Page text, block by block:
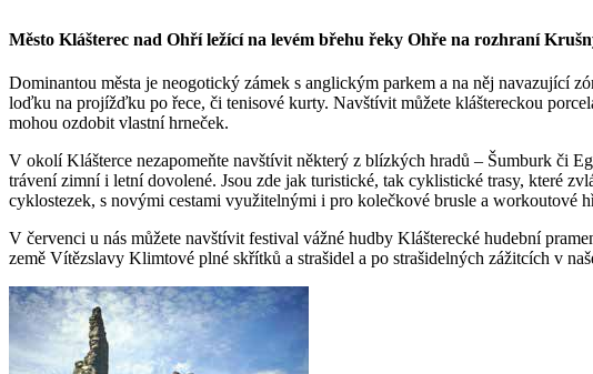
Město Klášterec nad Ohří ležící na levém břehu řeky Ohře na rozhraní
Dominantou města je neogotický zámek s anglickým parkem a na něj navazující
loďku na projížďku po řece, či tenisové kurty. Navštívit můžete kláštereckou
mohou ozdobit vlastní hrneček.
V okolí Klášterce nezapomeňte navštívit některý z blízkých hradů – Šumburk či
trávení zimní i letní dovolené. Jsou zde jak turistické, tak cyklistické trasy, které
cyklostezek, s novými cestami využitelnými i pro kolečkové brusle a workoutové
V červenci u nás můžete navštívit festival vážné hudby Klášterecké hudební
země Vítězslavy Klimtové plné skřítků a strašidel a po strašidelných zážitcích v